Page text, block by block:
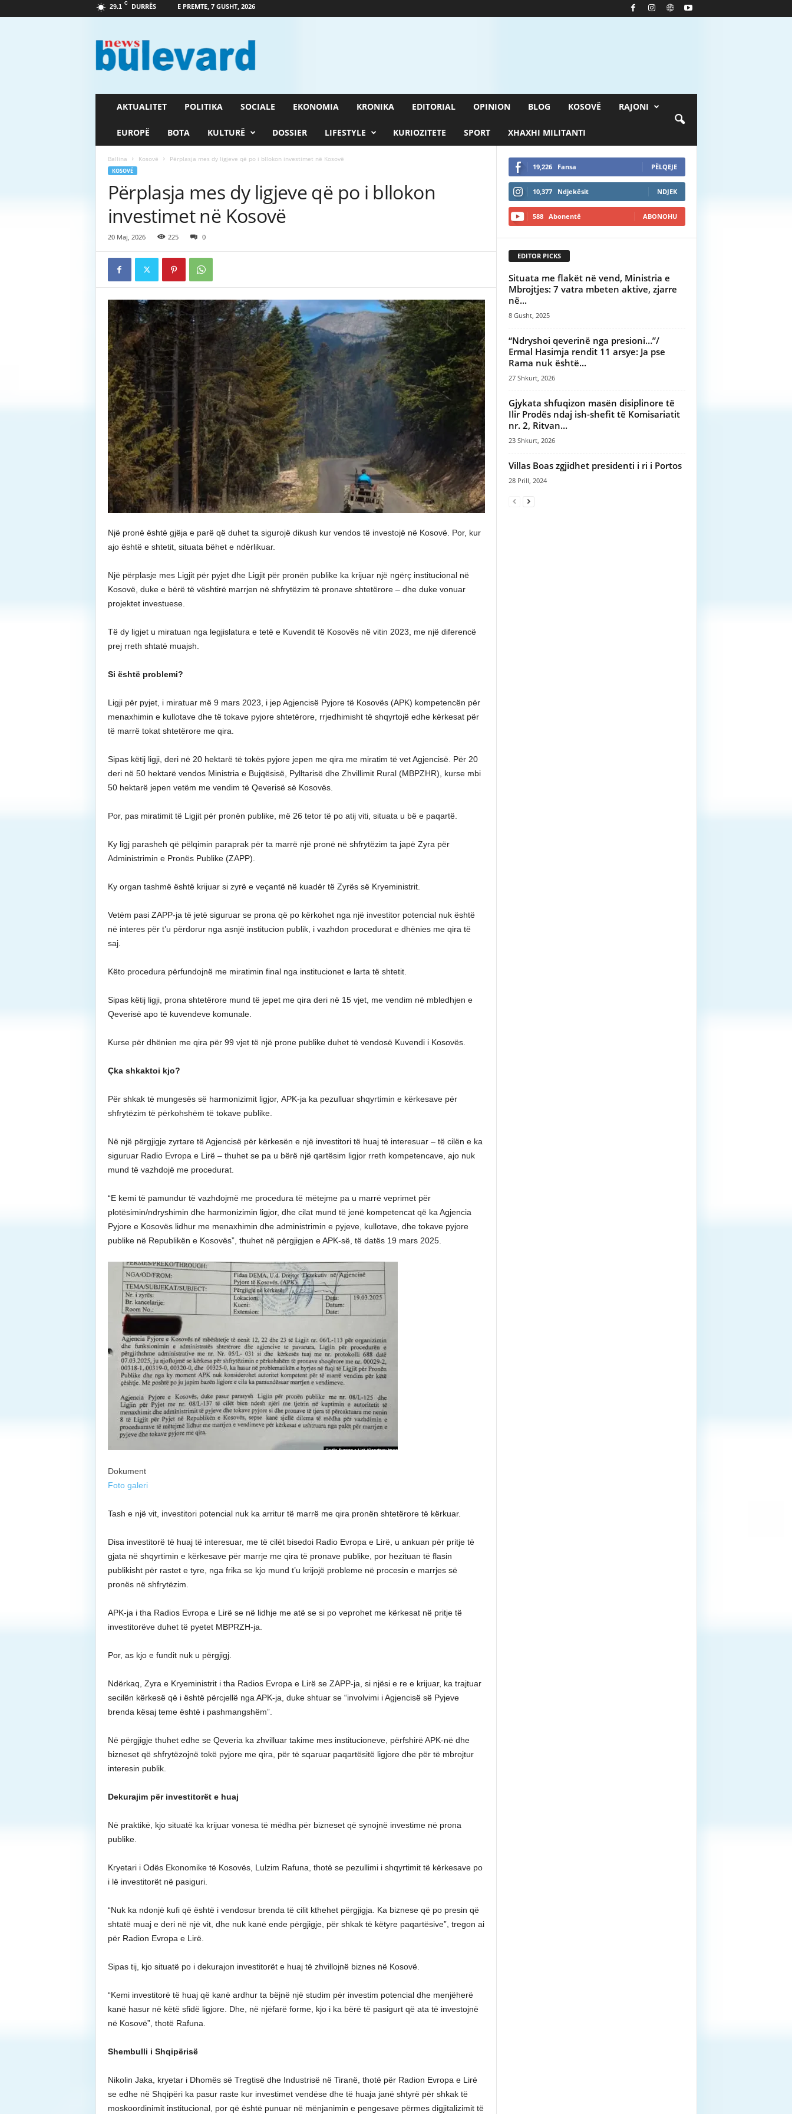
29.1 C DURRËS E PREMTE, 7 GUSHT, 2026
a
AKTUALITET POLITIKA SOCIALE EKONOMIA KRONIKA EDITORIAL OPINION BLOG KOSOVË RAJONI
EUROPË BOTA KULTURË DOSSIER LIFESTYLE KURIOZITETE SPORT XHAXHI MILITANTI
Ballina Kosovë Përplasja mes dy ligjeve që po i bllokon investimet në Kosovë
KOSOVË
Përplasja mes dy ligjeve që po i bllokon
investimet në Kosovë
20 Maj, 2026 225 0
Një pronë është gjëja e parë që duhet ta sigurojë dikush kur vendos të investojë në Kosovë. Por, kur
ajo është e shtetit, situata bëhet e ndërlikuar.
Një përplasje mes Ligjit për pyjet dhe Ligjit për pronën publike ka krijuar një ngërç institucional në
Kosovë, duke e bërë të vështirë marrjen në shfrytëzim të pronave shtetërore – dhe duke vonuar
projektet investuese.
Të dy ligjet u miratuan nga legjislatura e tetë e Kuvendit të Kosovës në vitin 2023, me një diferencë
prej rreth shtatë muajsh.
Si është problemi?
Ligji për pyjet, i miratuar më 9 mars 2023, i jep Agjencisë Pyjore të Kosovës (APK) kompetencën për
menaxhimin e kullotave dhe të tokave pyjore shtetërore, rrjedhimisht të shqyrtojë edhe kërkesat për
të marrë tokat shtetërore me qira.
Sipas këtij ligji, deri në 20 hektarë të tokës pyjore jepen me qira me miratim të vet Agjencisë. Për 20
deri në 50 hektarë vendos Ministria e Bujqësisë, Pylltarisë dhe Zhvillimit Rural (MBPZHR), kurse mbi
50 hektarë jepen vetëm me vendim të Qeverisë së Kosovës.
Por, pas miratimit të Ligjit për pronën publike, më 26 tetor të po atij viti, situata u bë e paqartë.
Ky ligj parasheh që pëlqimin paraprak për ta marrë një pronë në shfrytëzim ta japë Zyra për
Administrimin e Pronës Publike (ZAPP).
Ky organ tashmë është krijuar si zyrë e veçantë në kuadër të Zyrës së Kryeministrit.
Vetëm pasi ZAPP-ja të jetë siguruar se prona që po kërkohet nga një investitor potencial nuk është
në interes për t’u përdorur nga asnjë institucion publik, i vazhdon procedurat e dhënies me qira të
saj.
Këto procedura përfundojnë me miratimin final nga institucionet e larta të shtetit.
Sipas këtij ligji, prona shtetërore mund të jepet me qira deri në 15 vjet, me vendim në mbledhjen e
Qeverisë apo të kuvendeve komunale.
Kurse për dhënien me qira për 99 vjet të një prone publike duhet të vendosë Kuvendi i Kosovës.
Çka shkaktoi kjo?
Për shkak të mungesës së harmonizimit ligjor, APK-ja ka pezulluar shqyrtimin e kërkesave për
shfrytëzim të përkohshëm të tokave publike.
Në një përgjigje zyrtare të Agjencisë për kërkesën e një investitori të huaj të interesuar – të cilën e ka
siguruar Radio Evropa e Lirë – thuhet se pa u bërë një qartësim ligjor rreth kompetencave, ajo nuk
mund të vazhdojë me procedurat.
“E kemi të pamundur të vazhdojmë me procedura të mëtejme pa u marrë veprimet për
plotësimin/ndryshimin dhe harmonizimin ligjor, dhe cilat mund të jenë kompetencat që ka Agjencia
Pyjore e Kosovës lidhur me menaxhimin dhe administrimin e pyjeve, kullotave, dhe tokave pyjore
publike në Republikën e Kosovës”, thuhet në përgjigjen e APK-së, të datës 19 mars 2025.
Dokument
Foto galeri
Tash e një vit, investitori potencial nuk ka arritur të marrë me qira pronën shtetërore të kërkuar.
Disa investitorë të huaj të interesuar, me të cilët bisedoi Radio Evropa e Lirë, u ankuan për pritje të
gjata në shqyrtimin e kërkesave për marrje me qira të pronave publike, por hezituan të flasin
publikisht për rastet e tyre, nga frika se kjo mund t’u krijojë probleme në procesin e marrjes së
pronës në shfrytëzim.
APK-ja i tha Radios Evropa e Lirë se në lidhje me atë se si po veprohet me kërkesat në pritje të
investitorëve duhet të pyetet MBPRZH-ja.
Por, as kjo e fundit nuk u përgjigj.
Ndërkaq, Zyra e Kryeministrit i tha Radios Evropa e Lirë se ZAPP-ja, si njësi e re e krijuar, ka trajtuar
secilën kërkesë që i është përcjellë nga APK-ja, duke shtuar se “involvimi i Agjencisë së Pyjeve
brenda kësaj teme është i pashmangshëm”.
Në përgjigje thuhet edhe se Qeveria ka zhvilluar takime mes institucioneve, përfshirë APK-në dhe
bizneset që shfrytëzojnë tokë pyjore me qira, për të sqaruar paqartësitë ligjore dhe për të mbrojtur
interesin publik.
Dekurajim për investitorët e huaj
Në praktikë, kjo situatë ka krijuar vonesa të mëdha për bizneset që synojnë investime në prona
publike.
Kryetari i Odës Ekonomike të Kosovës, Lulzim Rafuna, thotë se pezullimi i shqyrtimit të kërkesave po
i lë investitorët në pasiguri.
“Nuk ka ndonjë kufi që është i vendosur brenda të cilit kthehet përgjigja. Ka biznese që po presin që
shtatë muaj e deri në një vit, dhe nuk kanë ende përgjigje, për shkak të këtyre paqartësive”, tregon ai
për Radion Evropa e Lirë.
Sipas tij, kjo situatë po i dekurajon investitorët e huaj të zhvillojnë biznes në Kosovë.
“Kemi investitorë të huaj që kanë ardhur ta bëjnë një studim për investim potencial dhe menjëherë
kanë hasur në këtë sfidë ligjore. Dhe, në njëfarë forme, kjo i ka bërë të pasigurt që ata të investojnë
në Kosovë”, thotë Rafuna.
Shembulli i Shqipërisë
Nikolin Jaka, kryetar i Dhomës së Tregtisë dhe Industrisë në Tiranë, thotë për Radion Evropa e Lirë
se edhe në Shqipëri ka pasur raste kur investimet vendëse dhe të huaja janë shtyrë për shkak të
moskoordinimit institucional, por që është punuar në mënjanimin e pengesave përmes digjitalizimit të
19,226 Fansa PËLQEJE
10,377 Ndjekësit NDJEK
588 Abonentë ABONOHU
EDITOR PICKS
Situata me flakët në vend, Ministria e
Mbrojtjes: 7 vatra mbeten aktive, zjarre
në...
8 Gusht, 2025
“Ndryshoi qeverinë nga presioni…”/
Ermal Hasimja rendit 11 arsye: Ja pse
Rama nuk është...
27 Shkurt, 2026
Gjykata shfuqizon masën disiplinore të
Ilir Prodës ndaj ish-shefit të Komisariatit
nr. 2, Ritvan...
23 Shkurt, 2026
Villas Boas zgjidhet presidenti i ri i Portos
28 Prill, 2024